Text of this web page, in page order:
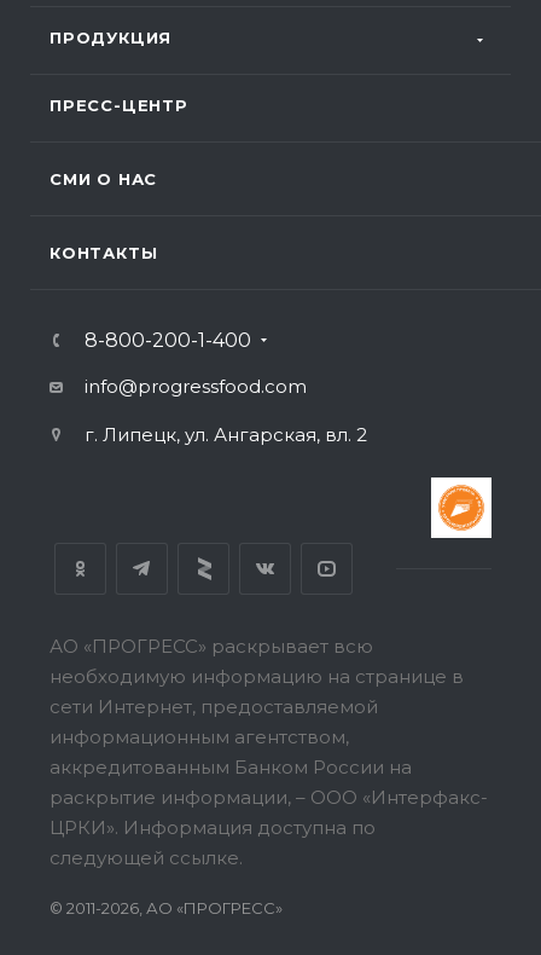
ПРОДУКЦИЯ
ПРЕСС-ЦЕНТР
СМИ О НАС
КОНТАКТЫ
8-800-200-1-400
info@progressfood.com
г. Липецк, ул. Ангарская, вл. 2
АО «ПРОГРЕСС» раскрывает всю
необходимую информацию на странице в
сети Интернет, предоставляемой
информационным агентством,
аккредитованным Банком России на
раскрытие информации, – ООО «Интерфакс-
ЦРКИ». Информация доступна по
следующей ссылке.
© 2011-2026, АО «ПРОГРЕСС»